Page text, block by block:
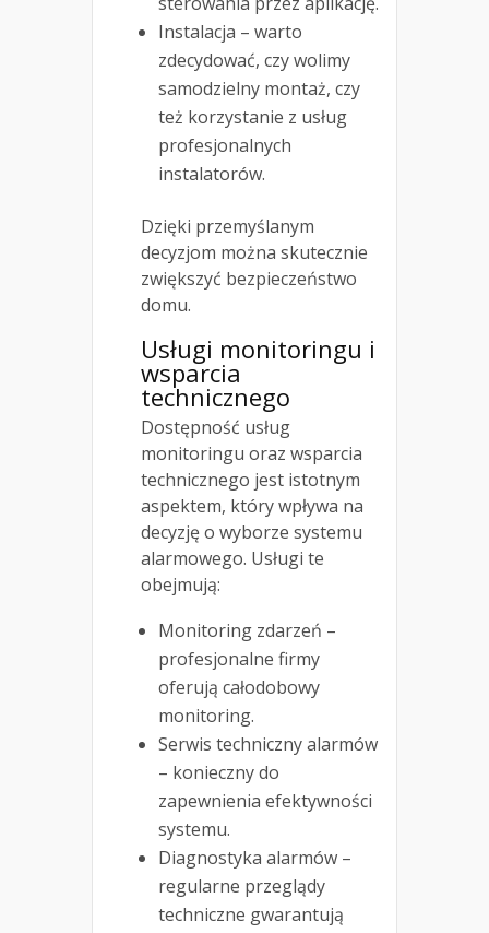
Instalacja – warto
zdecydować, czy wolimy
samodzielny montaż, czy
też korzystanie z usług
profesjonalnych
instalatorów.
Dzięki przemyślanym
decyzjom można skutecznie
zwiększyć bezpieczeństwo
domu.
Usługi monitoringu i
wsparcia
technicznego
Dostępność usług
monitoringu oraz wsparcia
technicznego jest istotnym
aspektem, który wpływa na
decyzję o wyborze systemu
alarmowego. Usługi te
obejmują:
Monitoring zdarzeń –
profesjonalne firmy
oferują całodobowy
monitoring.
Serwis techniczny alarmów
– konieczny do
zapewnienia efektywności
systemu.
Diagnostyka alarmów –
regularne przeglądy
techniczne gwarantują